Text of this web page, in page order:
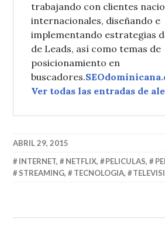
trabajando con clientes
internacionales, diseñando e
implementando estrategias
de Leads, así como temas de
posicionamiento en
buscadores.
Ver todas las entradas de
ABRIL 29, 2015
INTERNET, NETFLIX, PELICULAS,
STREAMING, TECNOLOGIA,